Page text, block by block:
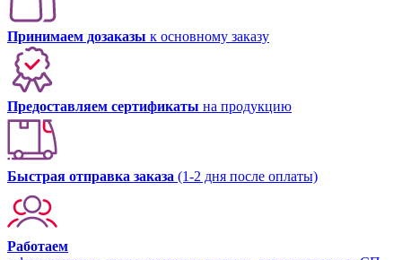
Принимаем дозаказы к основному заказу
Предоставляем сертификаты на продукцию
Быстрая отправка заказа (1-2 дня после оплаты)
Работаем